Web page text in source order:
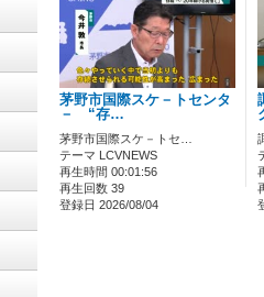
茅野市国際スケ－トセンタ
－ “存…
茅野市国際スケ－トセ…
テーマ LCVNEWS
再生時間 00:01:56
再生回数 39
登録日 2026/08/04